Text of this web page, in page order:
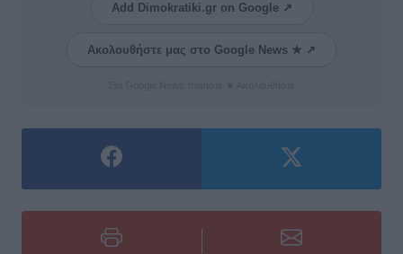
Add Dimokratiki.gr on Google ↗
Ακολουθήστε μας στο Google News ★ ↗